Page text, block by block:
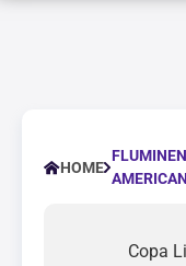
HOME
Copa